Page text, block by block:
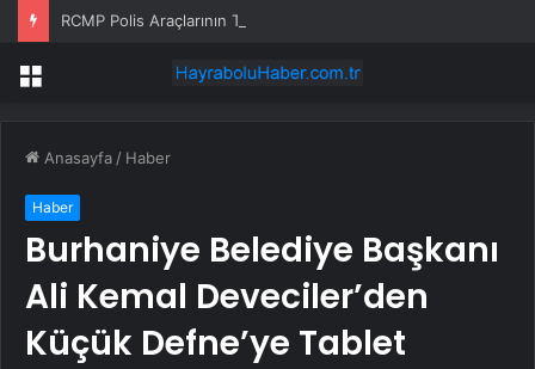
RCMP Polis Araçlarının Tasarımını 30 Yıl Sonra Yeniliyor
Menü
Anasayfa / Haber
Haber
Burhaniye Belediye Başkanı
Ali Kemal Deveciler’den
Küçük Defne’ye Tablet